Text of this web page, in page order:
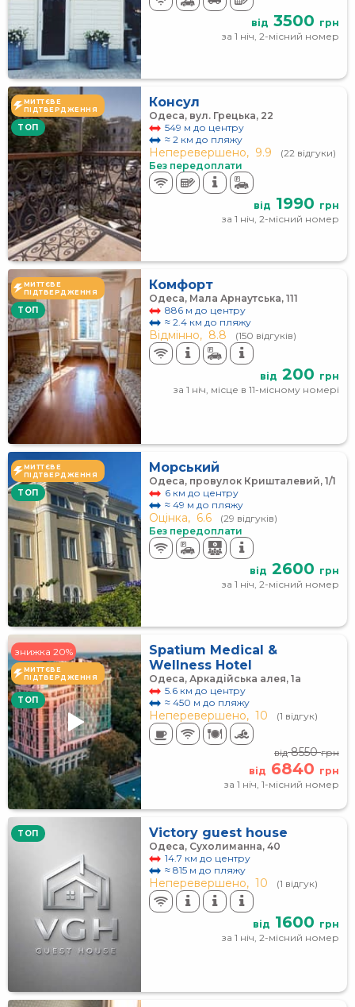
від 3500 грн
за 1 ніч, 2-місний номер
МИТТЄВЕ
ПІДТВЕРДЖЕННЯ
TOП
Консул
Одеса, вул. Грецька, 22
549 м до центру
≈ 2 км до пляжу
Неперевершено, 9.9
(22 відгуки)
Без передоплати
від 1990 грн
за 1 ніч, 2-місний номер
МИТТЄВЕ
ПІДТВЕРДЖЕННЯ
TOП
Комфорт
Одеса, Мала Арнаутська, 111
886 м до центру
≈ 2.4 км до пляжу
Відмінно, 8.8 (150 відгуків)
від 200 грн
за 1 ніч, місце в 11-місному номері
МИТТЄВЕ
ПІДТВЕРДЖЕННЯ
TOП
Морський
Одеса, провулок Кришталевий, 1/1
6 км до центру
≈ 49 м до пляжу
Оцінка, 6.6
(29 відгуків)
Без передоплати
від 2600 грн
за 1 ніч, 2-місний номер
знижка 20%
МИТТЄВЕ
ПІДТВЕРДЖЕННЯ
TOП
Spatium Medical &
Wellness Hotel
Одеса, Аркадійська алея, 1а
5.6 км до центру
≈ 450 м до пляжу
Неперевершено, 10 (1 відгук)
від8550грн
від 6840 грн
за 1 ніч, 1-місний номер
TOП Victory guest house
Одеса, Сухолиманна, 40
14.7 км до центру
≈ 815 м до пляжу
Неперевершено, 10 (1 відгук)
від 1600 грн
за 1 ніч, 2-місний номер